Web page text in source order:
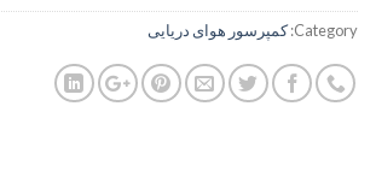
Category: کمپرسور هوای دریایی